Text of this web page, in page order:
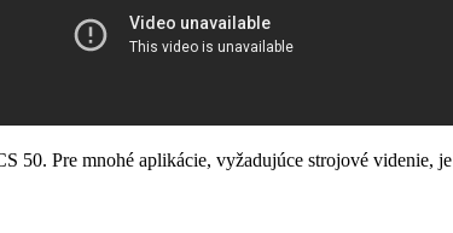
50. Pre mnohé aplikácie, vyžadujúce strojové